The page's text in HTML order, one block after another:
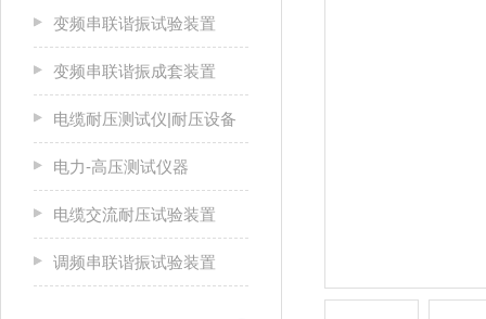
变频串联谐振试验装置
变频串联谐振成套装置
电缆耐压测试仪|耐压设备
电力-高压测试仪器
电缆交流耐压试验装置
调频串联谐振试验装置